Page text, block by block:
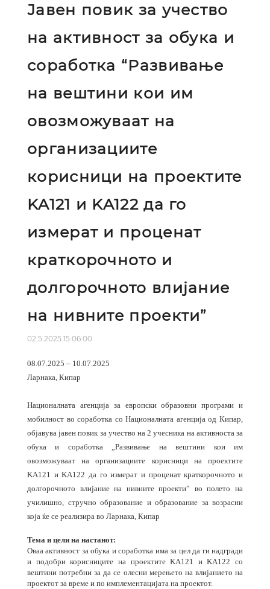
Јавен повик за учество
на активност за обука и
соработка “Развивање
на вештини кои им
овозможуваат на
организациите
корисници на проектите
KA121 и KA122 да го
измерат и проценат
краткорочното и
долгорочното влијание
на нивните проекти”
02.5.2025 15:06:00
08.07.2025 – 10.07.2025
Ларнака, Кипар
Националната агенција за европски образовни програми и
мобилност во соработка со Националната агенција од Кипар,
објавува јавен повик за учество на 2 учесника на активноста за
обука и соработка „Развивање на вештини кои им
овозможуваат на организациите корисници на проектите
KA121 и KA122 да го измерат и проценат краткорочното и
долгорочното влијание на нивните проекти” во полето на
училишно, стручно образование и образование за возрасни
која ќе се реализира во Ларнака, Кипар
Тема и цели на настанот:
Оваа активност за обука и соработка има за цел да ги надгради
и подобри корисниците на проектите KA121 и KA122 со
вештини потребни за да се олесни мерењето на влијанието на
проектот за време и по имплементацијата на проектот.